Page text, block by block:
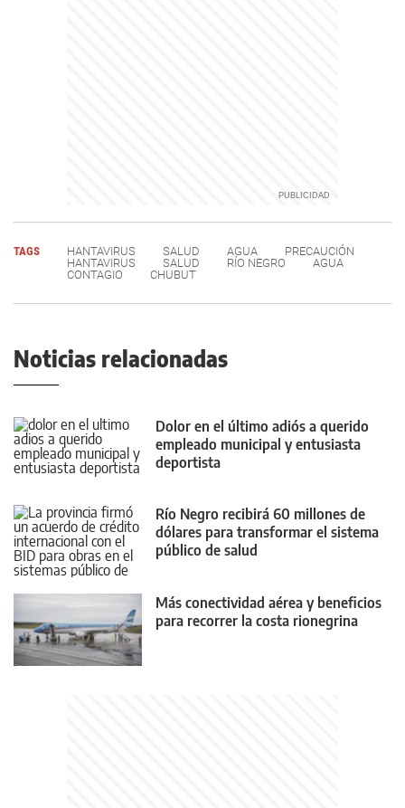
TAGS HANTAVIRUS SALUD AGUA
PRECAUCIÓN
HANTAVIRUS
SALUD RÍO NEGRO
AGUA
CONTAGIO
CHUBUT
Noticias relacionadas
Dolor en el último adiós a querido
empleado municipal y entusiasta
deportista
Río Negro recibirá 60 millones de
dólares para transformar el sistema
público de salud
Más conectividad aérea y beneficios
para recorrer la costa rionegrina